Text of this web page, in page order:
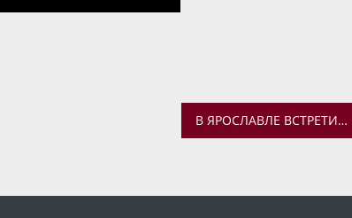
В ЯРОСЛАВЛЕ ВСТРЕТИЛИ КОВЧЕГ С МОЩАМИ ПРЕПОДОБНОГО СЕРГИЯ